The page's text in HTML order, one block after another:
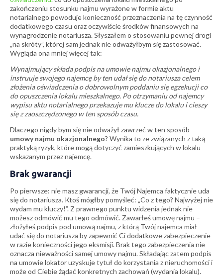
zakończeniu stosunku najmu wyrażone w formie aktu
notarialnego powoduje konieczność przeznaczenia na tę czynność
dodatkowego czasu oraz oczywiście środków finansowych na
wynagrodzenie notariusza. Słyszałem o stosowaniu pewnej drogi
„na skróty”, której sam jednak nie odważyłbym się zastosować.
Wygląda ona mniej więcej tak:
Wynajmujący składa podpis na umowie najmu okazjonalnego i
instruuje swojego najemcę by ten udał się do notariusza celem
złożenia oświadczenia o dobrowolnym poddaniu się egzekucji co
do opuszczenia lokalu mieszkalnego. Po otrzymaniu od najemcy
wypisu aktu notarialnego przekazuje mu klucze do lokalu i cieszy
się z zaoszczędzonego w ten sposób czasu.
Dlaczego nigdy bym się nie odważył zawrzeć w ten sposób
umowy najmu okazjonalnego? Wynika to ze związanych z taką
praktyką ryzyk, które mogą dotyczyć zamieszkujących w lokalu
wskazanym przez najemcę.
Brak gwarancji
Po pierwsze: nie masz gwarancji, że Twój Najemca faktycznie uda
się do notariusza. Ktoś mógłby pomyśleć: „Co z tego? Najwyżej nie
wydam mu kluczy!”. Z prawnego punktu widzenia jednak nie
możesz odmówić mu tego odmówić. Zawarłeś umowę najmu –
złożyłeś podpis pod umową najmu, z którą Twój najemca miał
udać się do notariusza by zapewnić Ci dodatkowe zabezpieczenie
w razie konieczności jego eksmisji. Brak tego zabezpieczenia nie
oznacza nieważności samej umowy najmu. Składając zatem podpis
na umowie lokator uzyskuje tytuł do korzystania z nieruchomości i
może od Ciebie żądać konkretnych zachowań (wydania lokalu).